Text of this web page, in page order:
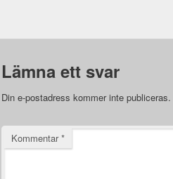
Lämna ett svar
Din e-postadress kommer inte publiceras.
Kommentar*